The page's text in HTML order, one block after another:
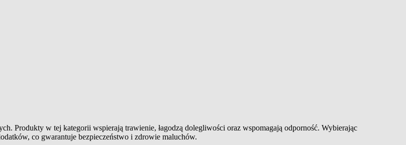
Produkty w tej kategorii wspierają trawienie, łagodzą dolegliwości oraz wspomagają odporność. Wybierając
co gwarantuje bezpieczeństwo i zdrowie maluchów.